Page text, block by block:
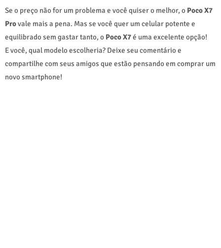
Se o preço não for um problema e você quiser o melhor, o Poco X7
Provale mais a pena. Mas se você quer um celular potente e
equilibrado sem gastar tanto, o Poco X7é uma excelente opção!
E você, qual modelo escolheria? Deixe seu comentário e
compartilhe com seus amigos que estão pensando em comprar um
novo smartphone!